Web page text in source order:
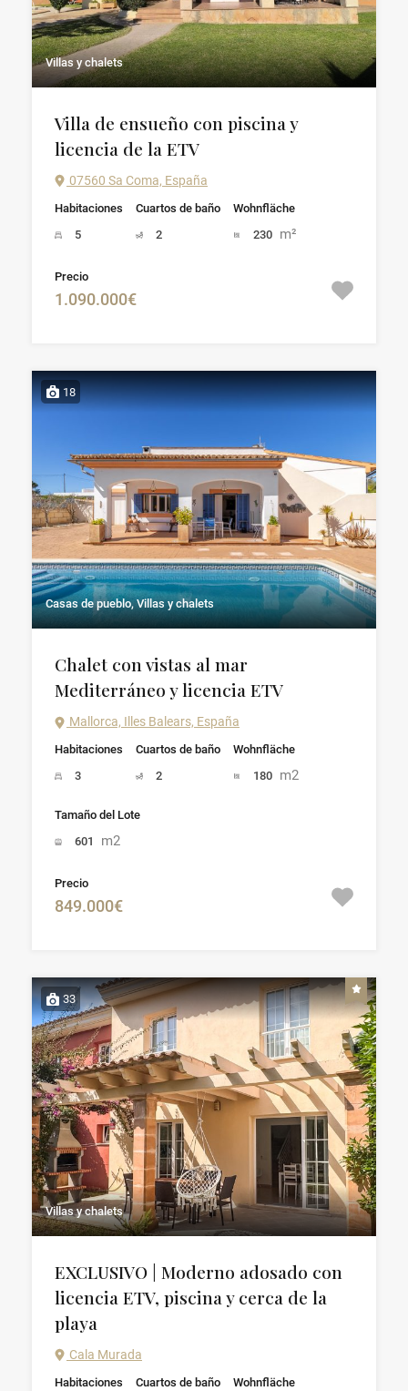
Villas y chalets
Villa de ensueño con piscina y
licencia de la ETV
07560 Sa Coma, España
Habitaciones
5
Cuartos de baño
2
Wohnfläche
230 m²
Precio
1.090.000€
18
Casas de pueblo, Villas y chalets
Chalet con vistas al mar
Mediterráneo y licencia ETV
Mallorca, Illes Balears, España
Habitaciones
3
Cuartos de baño
2
Wohnfläche
180 m2
Tamaño del Lote
601
m2
Precio
849.000€
33
Villas y chalets
EXCLUSIVO | Moderno adosado con
licencia ETV, piscina y cerca de la
playa
Cala Murada
Habitaciones Cuartos de baño Wohnfläche